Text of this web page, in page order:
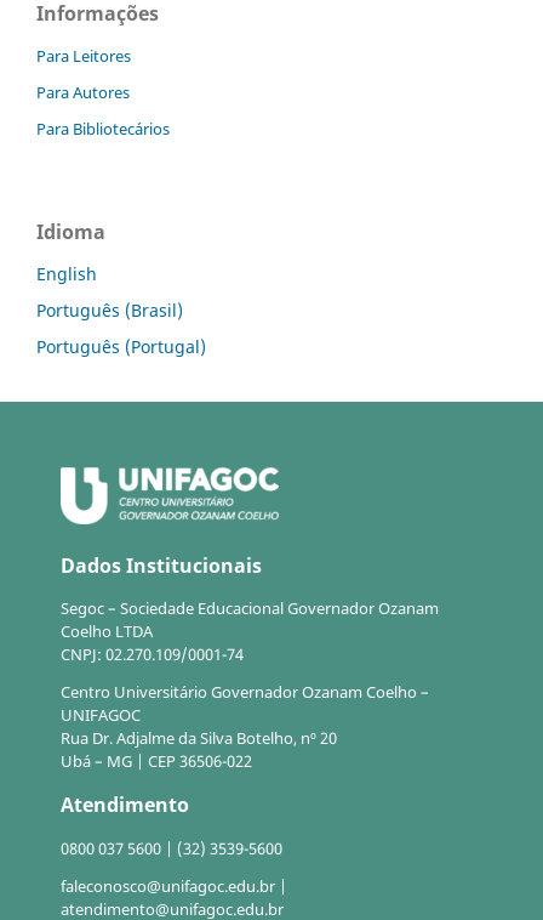
Informações
Para Leitores
Para Autores
Para Bibliotecários
Idioma
English
Português (Brasil)
Português (Portugal)
Dados Institucionais
Segoc – Sociedade Educacional Governador Ozanam
Coelho LTDA
CNPJ: 02.270.109/0001-74
Centro Universitário Governador Ozanam Coelho –
UNIFAGOC
Rua Dr. Adjalme da Silva Botelho, nº 20
Ubá – MG | CEP 36506-022
Atendimento
0800 037 5600 | (32) 3539-5600
faleconosco@unifagoc.edu.br |
atendimento@unifagoc.edu.br